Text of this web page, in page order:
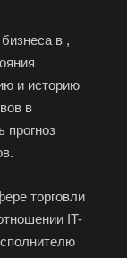
в ,
и историю
в
прогноз
торговли
IT-